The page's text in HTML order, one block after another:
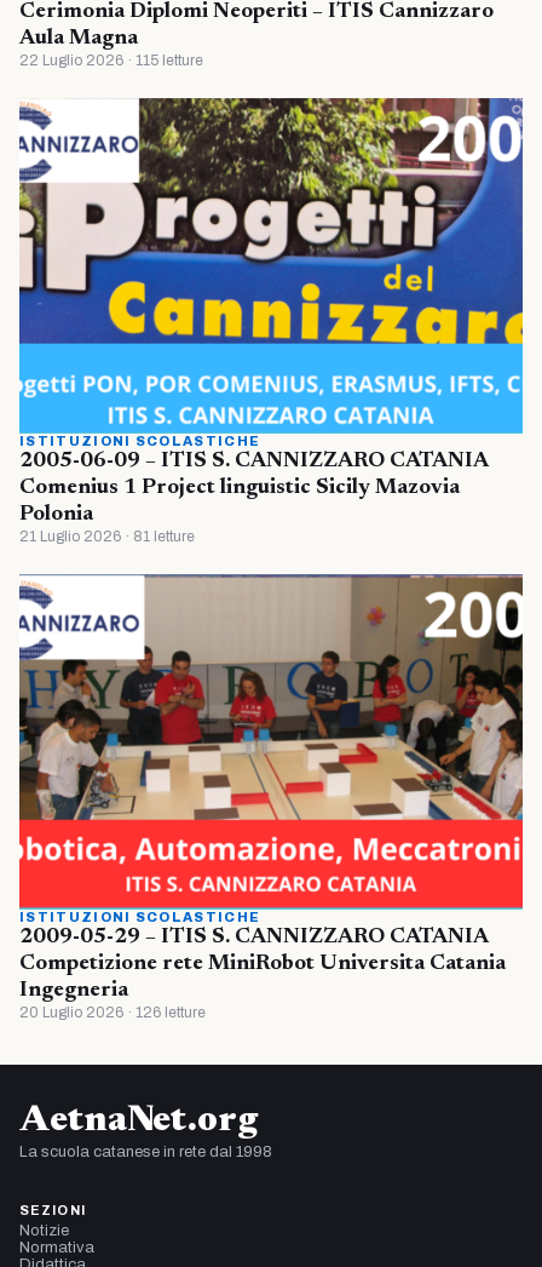
Cerimonia Diplomi Neoperiti – ITIS Cannizzaro
Aula Magna
22 Luglio 2026 · 115 letture
ISTITUZIONI SCOLASTICHE
2005-06-09 – ITIS S. CANNIZZARO CATANIA
Comenius 1 Project linguistic Sicily Mazovia
Polonia
21 Luglio 2026 · 81 letture
ISTITUZIONI SCOLASTICHE
2009-05-29 – ITIS S. CANNIZZARO CATANIA
Competizione rete MiniRobot Universita Catania
Ingegneria
20 Luglio 2026 · 126 letture
AetnaNet.org
La scuola catanese in rete dal 1998
SEZIONI
Notizie
Normativa